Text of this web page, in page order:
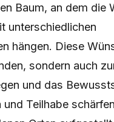
Baum, an dem die
unterschiedlichen
hängen. Diese
sondern auch
und das
Teilhabe